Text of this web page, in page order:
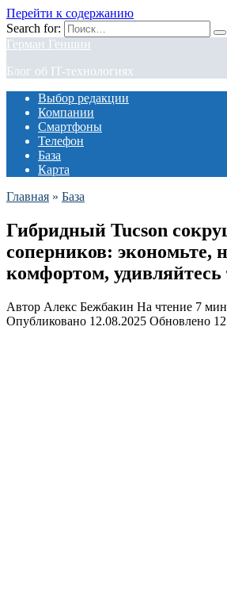
Перейти к содержанию
Search for:
Герман Геншин
Блог об IT-технологиях
Выбор редакции
Компании
Смартфоны
Телефон
База
Карта
Главная » База
Гибридный Tucson
соперников: экономьте,
комфортом, удивляйтесь
Автор Алекс Бежбакин На чтение 7 мин
Опубликовано 12.08.2025 Обновлено